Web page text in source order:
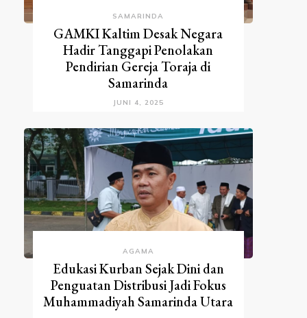
SAMARINDA
GAMKI Kaltim Desak Negara
Hadir Tanggapi Penolakan
Pendirian Gereja Toraja di
Samarinda
JUNI 4, 2025
AGAMA
Edukasi Kurban Sejak Dini dan
Penguatan Distribusi Jadi Fokus
Muhammadiyah Samarinda Utara